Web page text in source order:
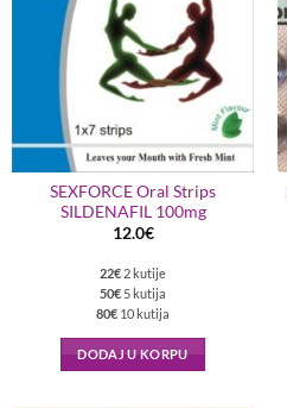
SEXFORCE Oral Strips
SILDENAFIL 100mg
12.0€
22€ 2 kutije
50€ 5 kutija
80€ 10 kutija
DODAJ U KORPU